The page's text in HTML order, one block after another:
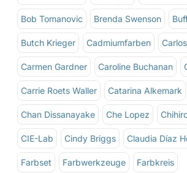
Bob Tomanovic Brenda Swenson
Butch Krieger Cadmiumfarben
Carmen Gardner Caroline Buchanan
Carrie Roets Waller Catarina Alkemark
Chan Dissanayake Che Lopez
CIE-Lab Cindy Briggs Claudia Díaz
Farbset Farbwerkzeuge Farbkreis